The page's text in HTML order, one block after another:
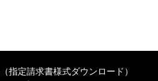
（指定請求書様式ダウンロード）